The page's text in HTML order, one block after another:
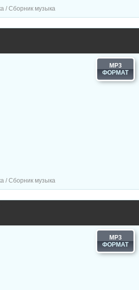
/ Сборник музыка
MP3
/ Сборник музыка
MP3